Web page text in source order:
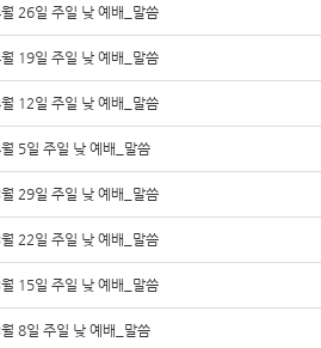
26일 주일 낮 예배_말씀
19일 주일 낮 예배_말씀
12일 주일 낮 예배_말씀
5일 주일 낮 예배_말씀
29일 주일 낮 예배_말씀
22일 주일 낮 예배_말씀
15일 주일 낮 예배_말씀
8일 주일 낮 예배_말씀